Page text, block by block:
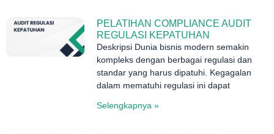
PELATIHAN COMPLIANCE AUDIT
REGULASI KEPATUHAN
Deskripsi Dunia bisnis modern semakin
kompleks dengan berbagai regulasi dan
standar yang harus dipatuhi. Kegagalan
dalam mematuhi regulasi ini dapat
Selengkapnya »